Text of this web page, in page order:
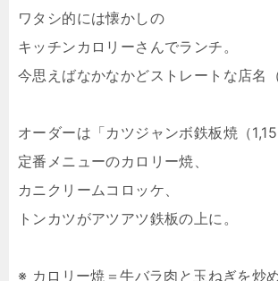
ワタシ的には懐かしの
キッチンカロリーさんでランチ。
今思えばなかなかどストレートな店名（
オーダーは「カツジャンボ鉄板焼（
定番メニューのカロリー焼、
カニクリームコロッケ、
トンカツがアツアツ鉄板の上に。
※ カロリー焼＝牛バラ肉と玉ねぎを炒め